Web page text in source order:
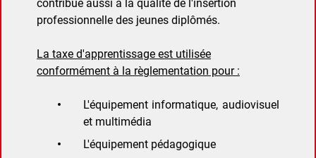
contribue aussi à la qualité de l'insertion
professionnelle des jeunes diplômés.
La taxe d'apprentissage est utilisée
conformément à la règlementation pour :
L'équipement informatique, audiovisuel
et multimédia
L'équipement pédagogique